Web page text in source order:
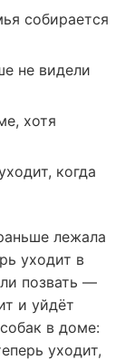
собирается
не видели
хотя
когда
лежала
уходит в
позвать —
и уйдёт
в доме:
уходит,